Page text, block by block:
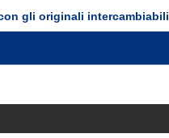
gli originali intercambiabili